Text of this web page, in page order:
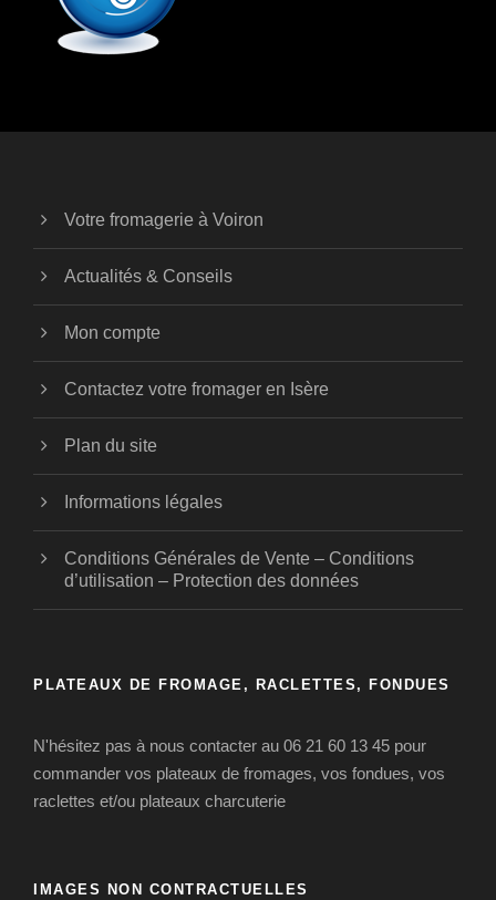
Votre fromagerie à Voiron
Actualités & Conseils
Mon compte
Contactez votre fromager en Isère
Plan du site
Informations légales
Conditions Générales de Vente – Conditions
d’utilisation – Protection des données
PLATEAUX DE FROMAGE, RACLETTES, FONDUES
N'hésitez pas à nous contacter au 06 21 60 13 45 pour
commander vos plateaux de fromages, vos fondues, vos
raclettes et/ou plateaux charcuterie
IMAGES NON CONTRACTUELLES